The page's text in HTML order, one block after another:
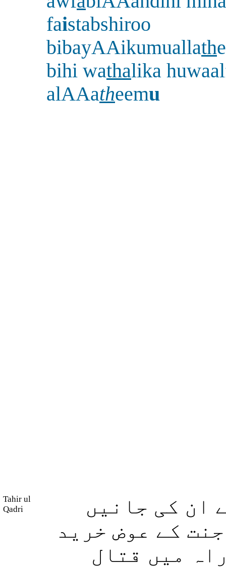
faistabshiroo
bibayAAikumuallath
bihi wathalika
alAAatheemu
Tahir ul
Qadri
ان کی جانیں
کے عوض خرید
میں قتال